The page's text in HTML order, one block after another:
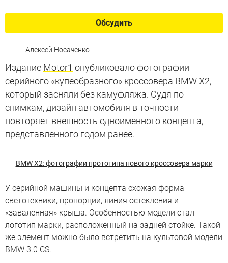
Обсудить
Алексей Носаченко
Издание Motor1 опубликовало фотографии
серийного «купеобразного» кроссовера BMW X2,
который засняли без камуфляжа. Судя по
снимкам, дизайн автомобиля в точности
повторяет внешность одноименного концепта,
представленного годом ранее.
BMW X2: фотографии прототипа нового кроссовера марки
У серийной машины и концепта схожая форма
светотехники, пропорции, линия остекления и
«заваленная» крыша. Особенностью модели стал
логотип марки, расположенный на задней стойке. Такой
же элемент можно было встретить на культовой модели
BMW 3.0 CS.